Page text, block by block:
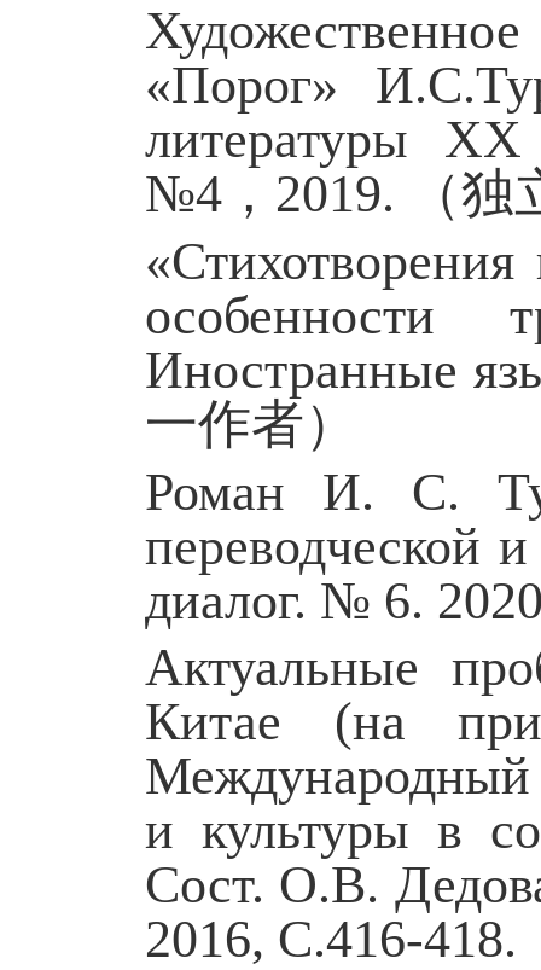
«Порог»
литературы
№4 ， 2019.
（
особенности
Иностранные
一作者）
Роман И. С.
переводческой
диалог. № 6.
Актуальные
Китае (на
Международный
и культуры в
Сост. О.В.
2016, С.416-418.